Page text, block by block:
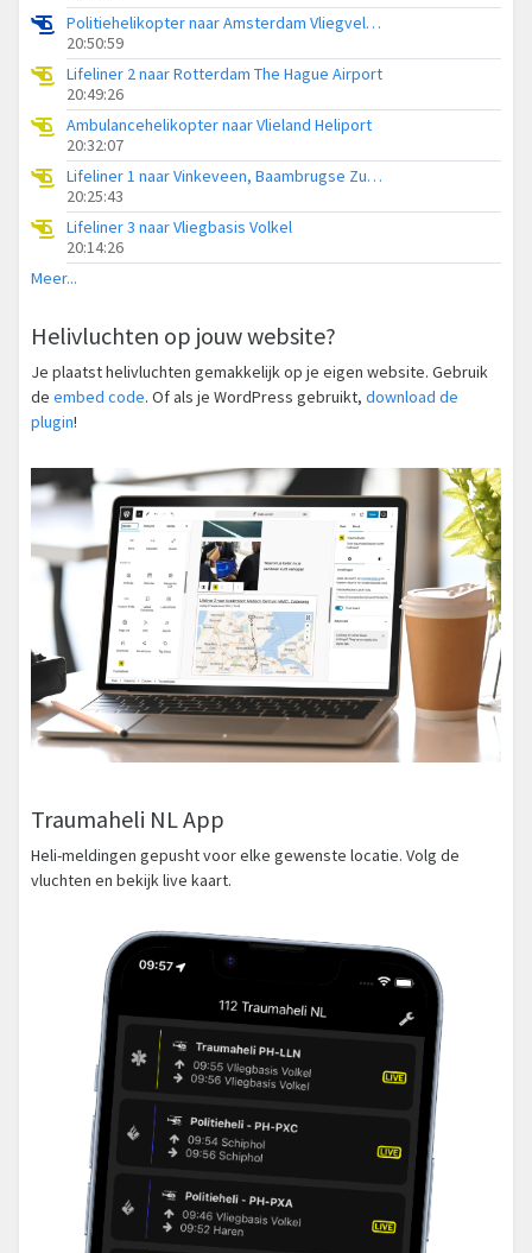
Politiehelikopter naar Amsterdam Vliegveld Schiphol
20:50:59
Lifeliner 2 naar Rotterdam The Hague Airport
20:49:26
Ambulancehelikopter naar Vlieland Heliport
20:32:07
Lifeliner 1 naar Vinkeveen, Baambrugse Zuwe
20:25:43
Lifeliner 3 naar Vliegbasis Volkel
20:14:26
Meer...
Helivluchten op jouw website?
Je plaatst helivluchten gemakkelijk op je eigen website. Gebruik
de embed code. Of als je WordPress gebruikt, download de
plugin!
Traumaheli NL App
Heli-meldingen gepusht voor elke gewenste locatie. Volg de
vluchten en bekijk live kaart.